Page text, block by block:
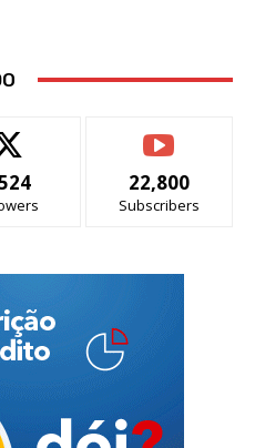
22,800
Subscribers